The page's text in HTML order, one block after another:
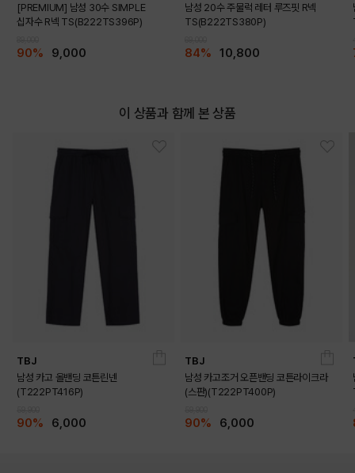
[PREMIUM] 남성 30수 SIMPLE
십자수 R넥 TS(B222TS396P)
90% 9,000
남성 20수 주물럭 레터 루즈핏 R넥
TS(B222TS380P)
84% 10,800
이 상품과 함께 본 상품
TBJ
남성 카고 올밴딩 코튼린넨
(T222PT416P)
90% 6,000
TBJ
남성 카고조거 오픈밴딩 코튼라이크라
(스판)(T222PT400P)
90% 6,000